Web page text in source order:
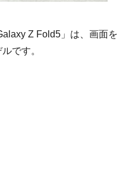
Z Fold5」は、画面を
です。